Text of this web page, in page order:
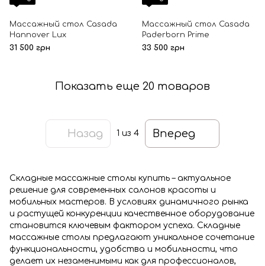
Массажный стол Casada
Hannover Lux
31 500 грн
Массажный стол Casada
Paderborn Prime
33 500 грн
Показать еще 20 товаров
Назад 1 из 4 Вперед
Складные массажные столы купить – актуальное
решение для современных салонов красоты и
мобильных мастеров. В условиях динамичного рынка
и растущей конкуренции качественное оборудование
становится ключевым фактором успеха. Складные
массажные столы предлагают уникальное сочетание
функциональности, удобства и мобильности, что
делает их незаменимыми как для профессионалов,